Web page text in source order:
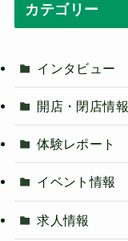
カテゴリー
インタビュー
開店・閉店情報
体験レポート
イベント情報
求人情報